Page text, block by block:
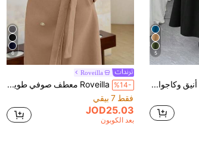
5
Maweii معطف أنيق وكاجوال للنساء ذوات الأحجام الكبيرة، بياقة مربعة وصدر مفتوح، بلون أزرق غامق، خصر على شكل حرف A، جيوب، طول متوسط، مناسب للخريف والشتاء
6
Roveilla
%14-
Roveilla معطف صوفي طويل أنيق ذو جودة عالية وتصميم رومانسي للنساء ذوات الحجم الكبير، بأكمام طويلة وربطة خصر مزدوجة الصدر بلون واحد
فقط 7 بيقي
JOD25.03
بعد الكوبون